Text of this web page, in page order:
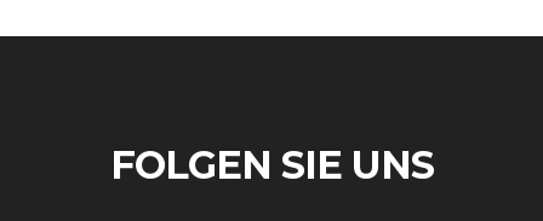
FOLGEN SIE UNS